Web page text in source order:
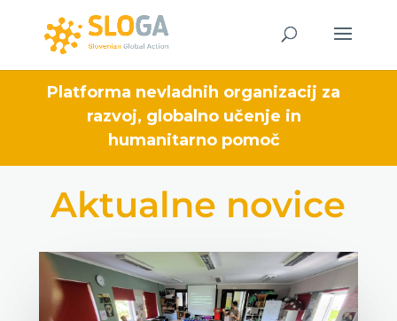
Platforma nevladnih organizacij za
razvoj, globalno učenje in
humanitarno pomoč
Aktualne novice